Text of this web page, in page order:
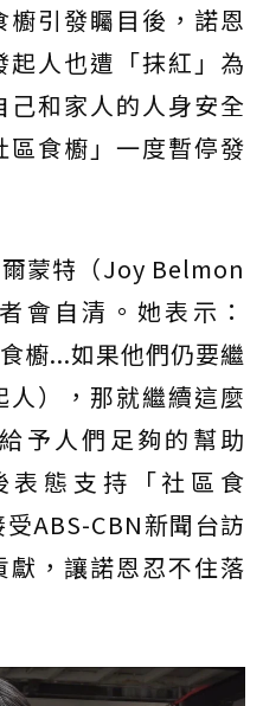
引發矚目後，諾恩
人也遭「抹紅」為
和家人的人身安全
食櫥」一度暫停發
蒙特（Joy Belmon
會自清。她表示：
櫥...如果他們仍要繼
），那就繼續這麼
予人們足夠的幫助
表態支持「社區食
ABS-CBN新聞台訪
，讓諾恩忍不住落